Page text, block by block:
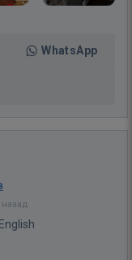
WhatsApp